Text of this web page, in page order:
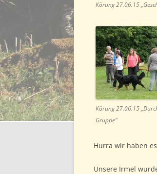
Körung 27.06.15
Körung 27.06.15
Gruppe“
Hurra wir haben
Unsere Irmel